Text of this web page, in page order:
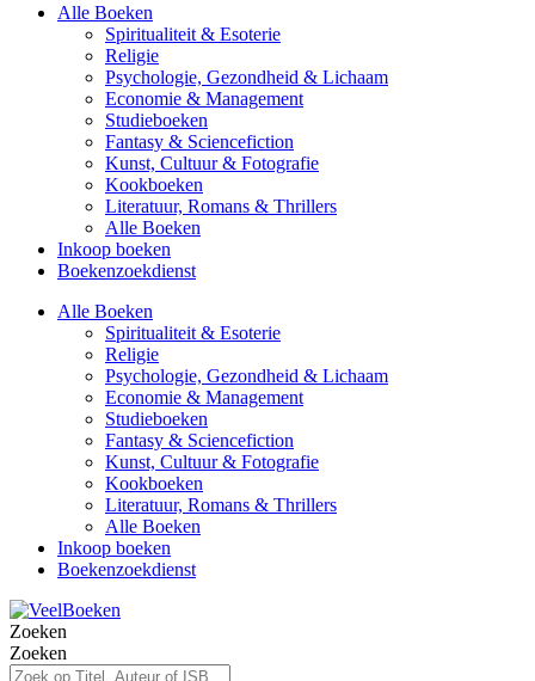
Alle Boeken
Spiritualiteit & Esoterie
Religie
Psychologie, Gezondheid & Lichaam
Economie & Management
Studieboeken
Fantasy & Sciencefiction
Kunst, Cultuur & Fotografie
Kookboeken
Literatuur, Romans & Thrillers
Alle Boeken
Inkoop boeken
Boekenzoekdienst
Alle Boeken
Spiritualiteit & Esoterie
Religie
Psychologie, Gezondheid & Lichaam
Economie & Management
Studieboeken
Fantasy & Sciencefiction
Kunst, Cultuur & Fotografie
Kookboeken
Literatuur, Romans & Thrillers
Alle Boeken
Inkoop boeken
Boekenzoekdienst
Zoeken
Zoeken